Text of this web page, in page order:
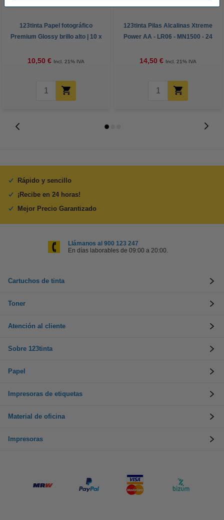
123tinta Papel fotográfico
Premium Glossy brillo alto | 10 x
10,50 € Incl. 21% IVA
123tinta Pilas Alcalinas Xtreme
Power AA - LR06 - MN1500 - 24
14,50 € Incl. 21% IVA
Rápido y sencillo
¡Recibe en 24 horas!
Mejor Precio Garantizado
Llámanos al 900 123 247
En días laborables de 09:00 a 20:00.
Cartuchos de tinta
Toner
Atención al cliente
Sobre 123tinta
Papel
Impresoras de etiquetas
Material de oficina
Impresoras